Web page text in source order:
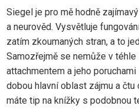
Siegel je pro mě hodně
a neurověd. Vysvětluje
zatím zkoumaných stran, a to
Samozřejmě se nemůže v
attachmentem a jeho
dobou hlavní oblast zájmu a čtu
máte tip na knížky s podobnou